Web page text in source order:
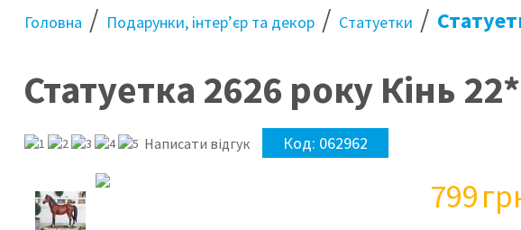
Головна / Подарунки, інтер’єр та декор / Статуетки /
Статуетка 2626 року Кінь
Написати відгук Код: 062962
799